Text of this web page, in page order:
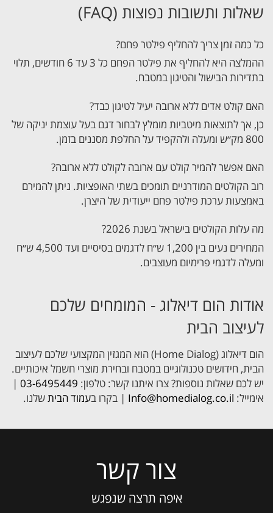
שאלות ותשובות נפוצות (FAQ)
כל כמה זמן צריך להחליף פילטר פחם?
ההמלצה היא להחליף את פילטר הפחם כל 3 עד 6 חודשים, תלוי
בתדירות הבישול והטיגון במטבח.
האם קולט אדים ללא ארובה יעיל לטיגון כבד?
כן, אך לתוצאות מיטביות מומלץ לבחור דגם בעל עוצמת יניקה של
800 מק״ש ומעלה ולהקפיד על החלפת מסננים בזמן.
האם אפשר להמיר קולט עם ארובה לקולט ללא ארובה?
רוב הקולטים המודרניים תומכים בשתי האופציות. ניתן להמירם
באמצעות ערכת פילטר פחם ייעודית של היצרן.
מה עלות הקולטים בישראל בשנת 2026?
המחירים נעים בין 1,200 ש״ח לדגמים בסיסיים ועד 4,500 ש״ח
ומעלה לדגמי פרימיום מעוצבים.
אודות הום דיאלוג - המומחים שלכם
לעיצוב הבית
הום דיאלוג (Home Dialog) הוא המגזין המקצועי שלכם לעיצוב
הבית, חידושים טכנולוגיים במטבח ובחירת מוצרי חשמל איכותיים.
יש לכם שאלות נוספות? צרו איתנו קשר: טלפון: 03-6495449
|
אימייל: Info@homedialog.co.il | בקרו בעמוד הביתשלנו.
צור קשר
איפה תרצה שנפגש